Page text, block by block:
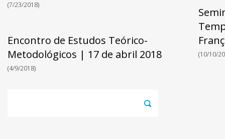
(7/23/2018)
Encontro de Estudos Teórico-
Metodológicos | 17 de abril 2018
(4/9/2018)
(10/10/